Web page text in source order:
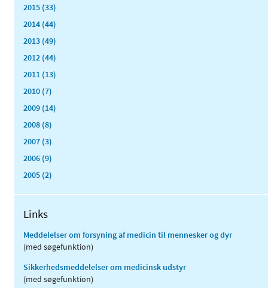
2015 (33)
2014 (44)
2013 (49)
2012 (44)
2011 (13)
2010 (7)
2009 (14)
2008 (8)
2007 (3)
2006 (9)
2005 (2)
Links
Meddelelser om forsyning af medicin til mennesker og dyr
(med søgefunktion)
Sikkerhedsmeddelelser om medicinsk udstyr
(med søgefunktion)